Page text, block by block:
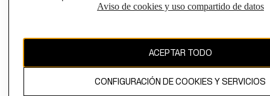
El contenido de esta página web está protegido por copyright y es
Aviso de cookies y uso compartido de datos
ACEPTAR TODO
CONFIGURACIÓN DE COOKIES Y SERVICIOS